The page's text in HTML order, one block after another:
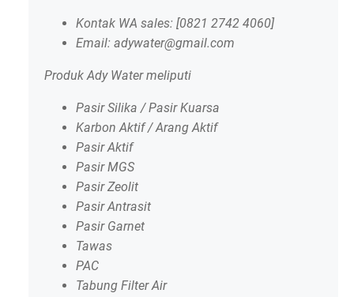
Kontak WA sales: [0821 2742 4060]
Email: adywater@gmail.com
Produk Ady Water meliputi
Pasir Silika / Pasir Kuarsa
Karbon Aktif / Arang Aktif
Pasir Aktif
Pasir MGS
Pasir Zeolit
Pasir Antrasit
Pasir Garnet
Tawas
PAC
Tabung Filter Air